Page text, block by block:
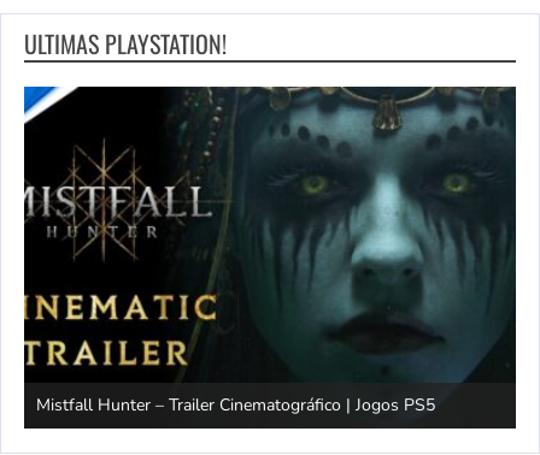
ULTIMAS PLAYSTATION!
Mistfall Hunter – Trailer Cinematográfico | Jogos PS5